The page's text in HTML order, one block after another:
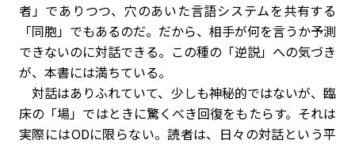
者」でありつつ、穴のあいた言語システムを共有する
「同胞」でもあるのだ。だから、相手が何を言うか予測
できないのに対話できる。この種の「逆説」への気づき
が、本書には満ちている。
対話はありふれていて、少しも神秘的ではないが、臨
床の「場」ではときに驚くべき回復をもたらす。それは
実際にはODに限らない。読者は、日々の対話という平